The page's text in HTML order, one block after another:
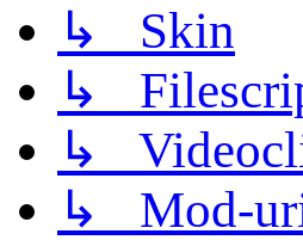
↳ Skin
↳
↳
↳ Mod-